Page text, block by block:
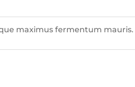
maximus fermentum mauris.